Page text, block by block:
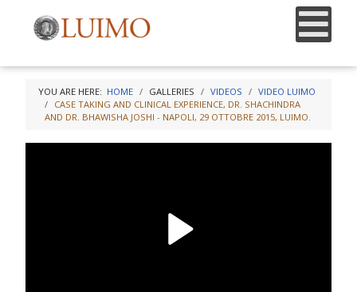
YOU ARE HERE: HOME GALLERIES VIDEOS
VIDEO LUIMO
CASE TAKING AND CLINICAL EXPERIENCE, DR. SHACHINDRA
AND DR. BHAWISHA JOSHI - NAPOLI, 29 OTTOBRE 2015, LUIMO.